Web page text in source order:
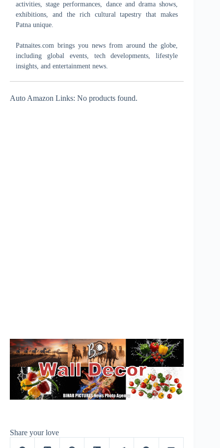
activities, stage performances, dance and drama shows,
exhibitions, and the rich cultural tapestry that makes
Patna unique.
Patnaites.com brings you news from around the globe,
including global events, tech developments, lifestyle
insights, and entertainment news.
Auto Amazon Links: No products found.
Share your love